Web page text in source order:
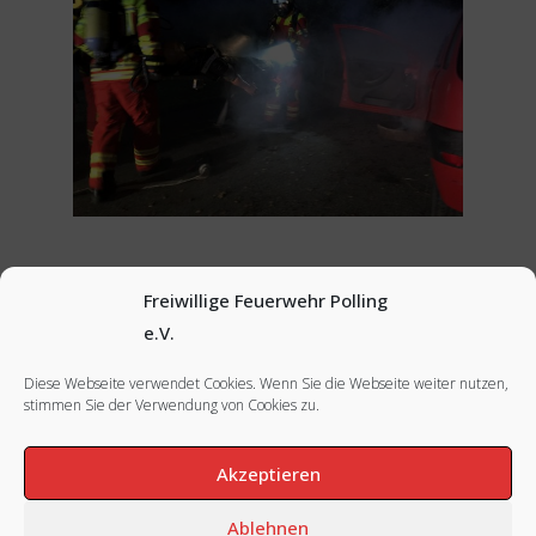
Freiwillige Feuerwehr Polling
e.V.
Diese Webseite verwendet Cookies. Wenn Sie die Webseite weiter nutzen,
stimmen Sie der Verwendung von Cookies zu.
Akzeptieren
Ablehnen
Vorheriges Bild